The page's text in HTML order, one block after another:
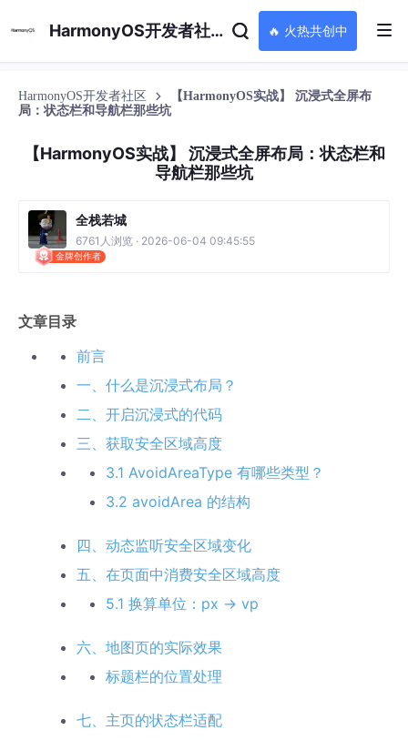
HarmonyOS开发者社区 🔥 火热共创中
HarmonyOS开发者社区
【HarmonyOS实战】 沉浸式全屏布
局：状态栏和导航栏那些坑
【HarmonyOS实战】 沉浸式全屏布局：状态栏和
导航栏那些坑
全栈若城
6761人浏览 · 2026-06-04 09:45:55
金牌创作者
文章目录
前言
一、什么是沉浸式布局？
二、开启沉浸式的代码
三、获取安全区域高度
3.1 AvoidAreaType 有哪些类型？
3.2 avoidArea 的结构
四、动态监听安全区域变化
五、在页面中消费安全区域高度
5.1 换算单位：px → vp
六、地图页的实际效果
标题栏的位置处理
七、主页的状态栏适配